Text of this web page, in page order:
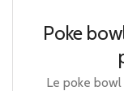
Poke
Le poke